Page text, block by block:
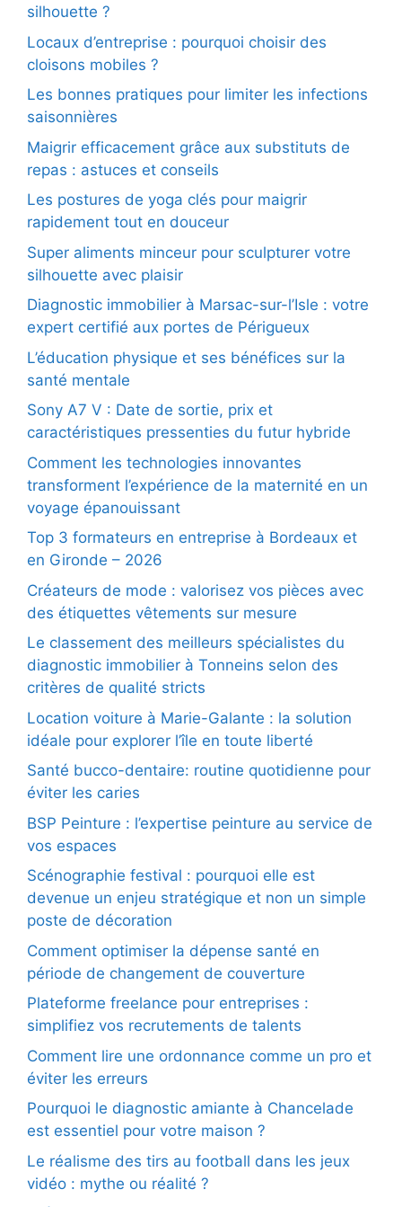
silhouette ?
Locaux d’entreprise : pourquoi choisir des
cloisons mobiles ?
Les bonnes pratiques pour limiter les infections
saisonnières
Maigrir efficacement grâce aux substituts de
repas : astuces et conseils
Les postures de yoga clés pour maigrir
rapidement tout en douceur
Super aliments minceur pour sculpturer votre
silhouette avec plaisir
Diagnostic immobilier à Marsac-sur-l’Isle : votre
expert certifié aux portes de Périgueux
L’éducation physique et ses bénéfices sur la
santé mentale
Sony A7 V : Date de sortie, prix et
caractéristiques pressenties du futur hybride
Comment les technologies innovantes
transforment l’expérience de la maternité en un
voyage épanouissant
Top 3 formateurs en entreprise à Bordeaux et
en Gironde – 2026
Créateurs de mode : valorisez vos pièces avec
des étiquettes vêtements sur mesure
Le classement des meilleurs spécialistes du
diagnostic immobilier à Tonneins selon des
critères de qualité stricts
Location voiture à Marie-Galante : la solution
idéale pour explorer l’île en toute liberté
Santé bucco-dentaire: routine quotidienne pour
éviter les caries
BSP Peinture : l’expertise peinture au service de
vos espaces
Scénographie festival : pourquoi elle est
devenue un enjeu stratégique et non un simple
poste de décoration
Comment optimiser la dépense santé en
période de changement de couverture
Plateforme freelance pour entreprises :
simplifiez vos recrutements de talents
Comment lire une ordonnance comme un pro et
éviter les erreurs
Pourquoi le diagnostic amiante à Chancelade
est essentiel pour votre maison ?
Le réalisme des tirs au football dans les jeux
vidéo : mythe ou réalité ?